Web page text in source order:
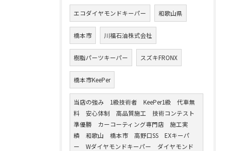
エコダイヤモンドキーパー 和歌山県
橋本市 川福石油株式会社
樹脂パーツキーパー スズキFRONX
橋本市KeePer
当店の強み 1級技術者 KeePer1級 代車無
料 安心体制 高品質施工 技術コンテスト
準優勝 カーコーティング専門店 施工実
績 和歌山 橋本市 高野口SS EXキーパ
ー Wダイヤモンドキーパー ダイヤモンド